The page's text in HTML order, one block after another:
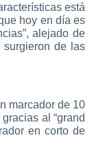
está
hoy en día es
alejado de
surgieron de las
marcador de 10
al “grand
en corto de